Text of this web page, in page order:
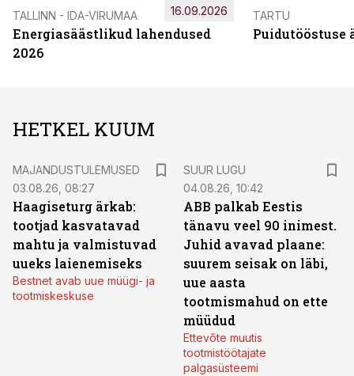
TALLINN - IDA-VIRUMAA
Energiasäästlikud lahendused
2026
16.09.2026 TARTU
Puidutööstuse
HETKEL KUUM
MAJANDUSTULEMUSED
03.08.26, 08:27
Haagiseturg ärkab:
tootjad kasvatavad
mahtu ja valmistuvad
uueks laienemiseks
Bestnet avab uue müügi- ja
tootmiskeskuse
SUUR LUGU
04.08.26, 10:42
ABB palkab Eestis
tänavu veel 90 inimest.
Juhid avavad plaane:
suurem seisak on läbi,
uue aasta
tootmismahud on ette
müüdud
Ettevõte muutis
tootmistöötajate
palgasüsteemi